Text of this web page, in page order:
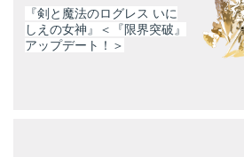
『剣と魔法のログレス いに
しえの女神』＜『限界突破』
アップデート！＞